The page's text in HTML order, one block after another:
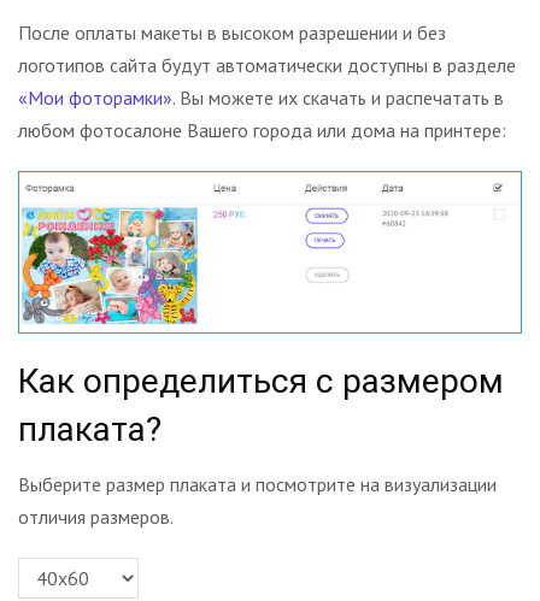
После оплаты макеты в высоком разрешении и без
логотипов сайта будут автоматически доступны в разделе
«Мои фоторамки». Вы можете их скачать и распечатать в
любом фотосалоне Вашего города или дома на принтере:
Как определиться с размером
плаката?
Выберите размер плаката и посмотрите на визуализации
отличия размеров.